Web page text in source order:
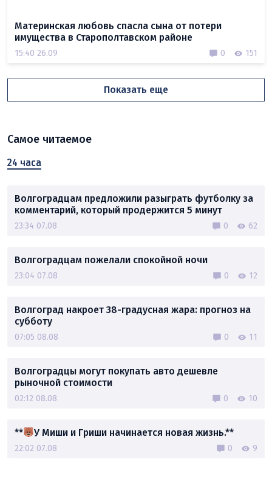
Материнская любовь спасла сына от потери
имущества в Старополтавском районе
15:40 26.09 0 151
Показать еще
Самое читаемое
24 часа
Волгоградцам предложили разыграть футболку за
комментарий, который продержится 5 минут
23:34 07.08 0 62
Волгоградцам пожелали спокойной ночи
23:04 07.08 0 12
Волгоград накроет 38-градусная жара: прогноз на
субботу
07:05 08.08 0 11
Волгоградцы могут покупать авто дешевле
рыночной стоимости
02:12 08.08 0 10
** У Миши и Гриши начинается новая жизнь.**
22:02 07.08 0 9